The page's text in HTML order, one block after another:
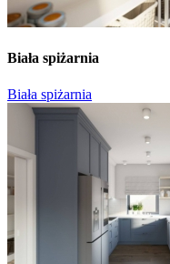
Biała spiżarnia
Biała spiżarnia